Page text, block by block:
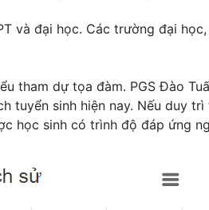
và đại học. Các trường đại
tham dự tọa đàm. PGS Đào
tuyển sinh hiện nay. Nếu duy
học sinh có trình độ đáp ứng